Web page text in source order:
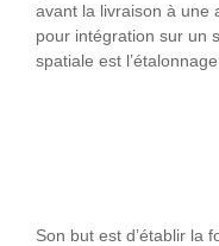
avant la livraison à une
pour intégration sur un
spatiale est
Son but est d’établir la